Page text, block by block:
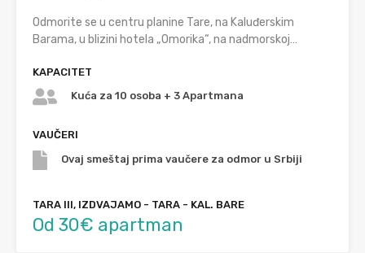
Odmorite se u centru planine Tare, na Kaluđerskim
Barama, u blizini hotela „Omorika“, na nadmorskoj…
KAPACITET
Kuća za 10 osoba + 3 Apartmana
VAUČERI
Ovaj smeštaj prima vaučere za odmor u Srbiji
TARA III, IZDVAJAMO - TARA - KAL. BARE
Od 30€ apartman